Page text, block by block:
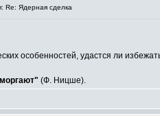
Re: Ядерная сделка
особенностей, удастся ли
(Ф. Ницше).